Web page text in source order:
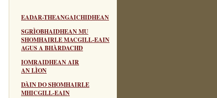
EADAR-THEANGAICHIDHEAN
SGRÌOBHAIDHEAN MU
SHOMHAIRLE MACGILL-EAIN
AGUS A BHÀRDACHD
IOMRAIDHEAN AIR
AN LÌON
DÀIN DO SHOMHAIRLE
MHICGILL-EAIN